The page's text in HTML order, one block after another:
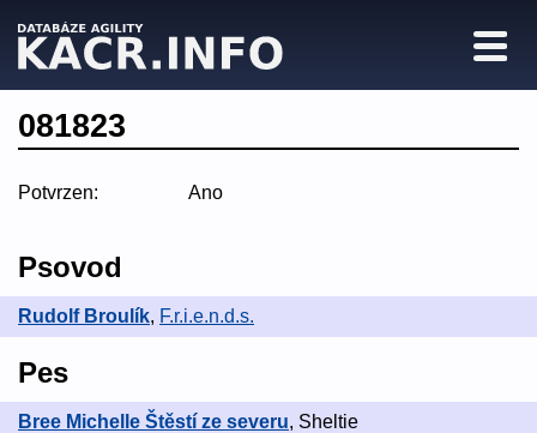
081823
Potvrzen: Ano
Psovod
Rudolf Broulík, F.r.i.e.n.d.s.
Pes
Bree Michelle Štěstí ze severu, Sheltie